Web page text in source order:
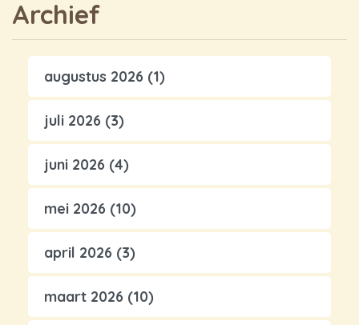
Archief
augustus 2026 (1)
juli 2026 (3)
juni 2026 (4)
mei 2026 (10)
april 2026 (3)
maart 2026 (10)